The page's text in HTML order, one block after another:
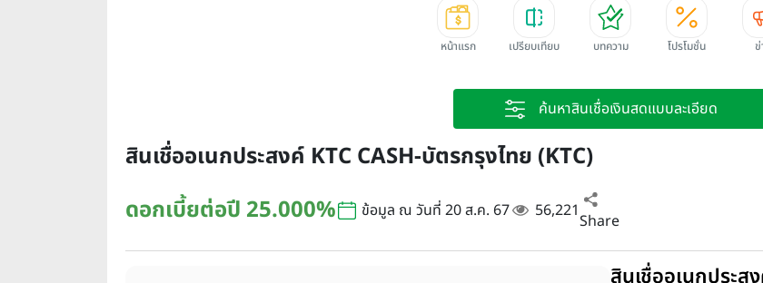
หน้าแรก เปรียบเทียบ บทความ โปรโมชั่น
ค้นหาสินเชื่อเงินสดแบบละเอียด
สินเชื่ออเนกประสงค์ KTC CASH-บัตรกรุงไทย (KTC)
ดอกเบี้ยต่อปี 25.000%
ข้อมูล ณ วันที่ 20 ส.ค. 67 56,221Share